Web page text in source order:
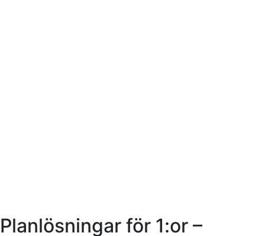
Planlösningar för 1:or –